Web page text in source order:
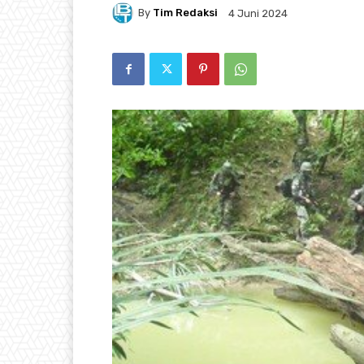
By Tim Redaksi 4 Juni 2024